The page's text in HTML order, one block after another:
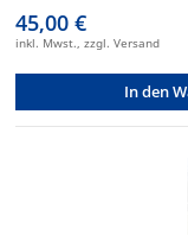
45,00 €
inkl. Mwst., zzgl. Versand
In den